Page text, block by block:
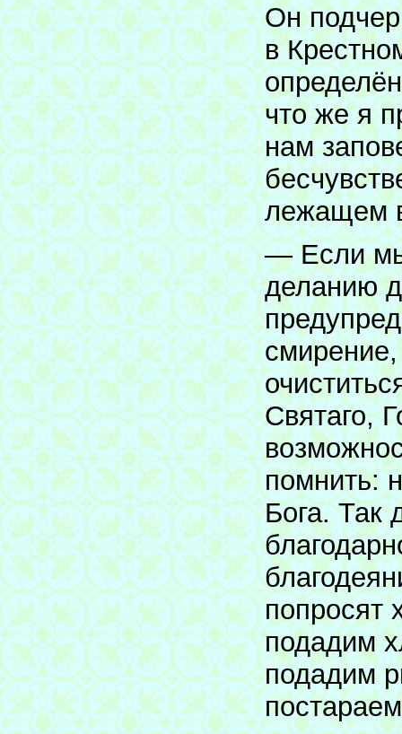
Он
в
что же я
нам
лежащем
— Если мы
деланию
Святаго,
помнить:
Бога. Так
попросят
подадим
подадим